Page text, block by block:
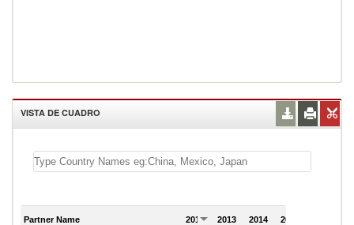
VISTA DE CUADRO
Partner Name 2012 2013 2014 2015